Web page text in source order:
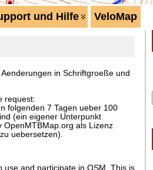
und Hilfe VeloMap
in Schriftgroeße und
request:
folgenden 7 Tagen ueber 100
(ein eigener Unterpunkt
OpenMTBMap.org als Lizenz
uebersetzen).
use and participate in OSM. This is